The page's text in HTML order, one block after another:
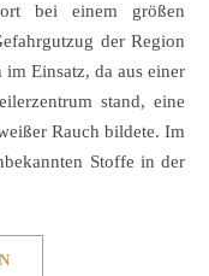
bei einem größen
der Region
Einsatz, da aus einer
stand, eine
Rauch bildete. Im
Stoffe in der